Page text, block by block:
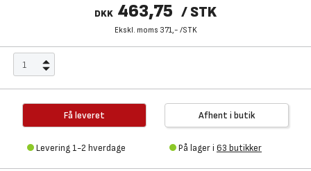
DKK 463,75 /STK
Ekskl. moms 371,- /STK
Få leveret
Levering 1-2 hverdage
Afhent i butik
På lager i 63 butikker